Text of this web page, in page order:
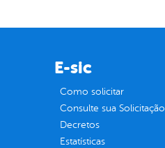
E-sic
Como solicitar
Consulte sua Solicitação
Decretos
Estatísticas